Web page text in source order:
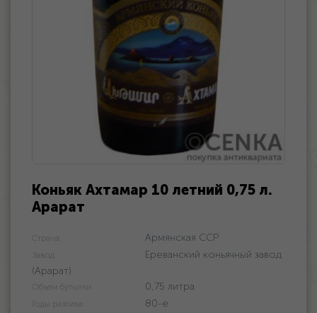
Коньяк Ахтамар 10 летний 0,75 л.
Арарат
Страна: Армянская ССР
Завод:
Ереванский коньячный завод
(Арарат)
Объем бутылки: 0,75 литра
Годы разлива: 80-е